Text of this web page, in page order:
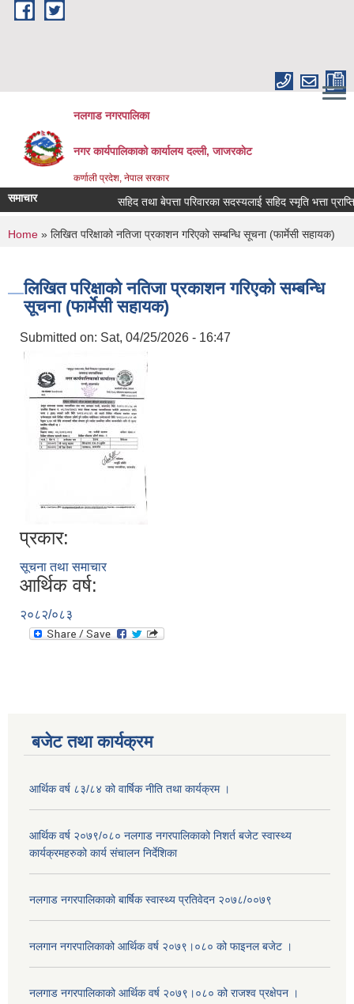
Skip to main content
नलगाड नगरपालिका
नगर कार्यपालिकाको कार्यालय दल्ली, जाजरकाेट
कर्णाली प्रदेश, नेपाल सरकार
समाचार सहिद तथा बेपत्ता परिवारका सदस्यलाई सहिद स्मृति भत्ता प्राप्तिको
You are here
Home » लिखित परिक्षाको नतिजा प्रकाशन गरिएको सम्बन्धि सूचना (फार्मेसी सहायक)
लिखित परिक्षाको नतिजा प्रकाशन गरिएको सम्बन्धि
सूचना (फार्मेसी सहायक)
Submitted on: Sat, 04/25/2026 - 16:47
प्रकार:
सूचना तथा समाचार
आर्थिक वर्ष:
२०८२/०८३
बजेट तथा कार्यक्रम
आर्थिक वर्ष ८३/८४ को वार्षिक नीति तथा कार्यक्रम ।
आर्थिक वर्ष २०७९/०८० नलगाड नगरपालिकाको निशर्त बजेट स्वास्थ्य
कार्यक्रमहरुको कार्य संचालन निर्देशिका
नलगाड नगरपालिकाको बार्षिक स्वास्थ्य प्रतिवेदन २०७८/००७९
नलगान नगरपालिकाको आर्थिक वर्ष २०७९।०८० को फाइनल बजेट ।
नलगाड नगरपालिकाको आर्थिक वर्ष २०७९।०८० को राजश्व प्रक्षेपन ।